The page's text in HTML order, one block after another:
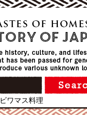
ビワマス料理